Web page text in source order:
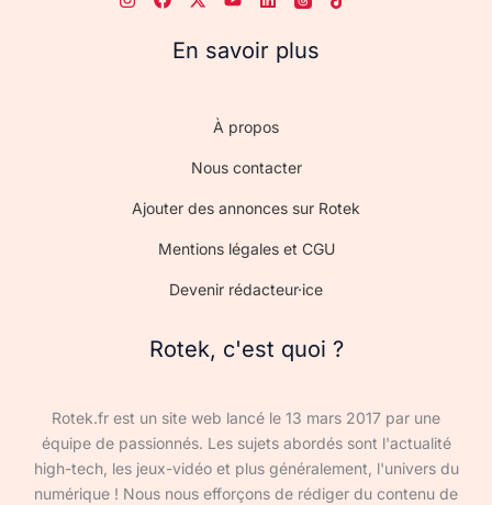
En savoir plus
À propos
Nous contacter
Ajouter des annonces sur Rotek
Mentions légales et CGU
Devenir rédacteur·ice
Rotek, c'est quoi ?
Rotek.fr est un site web lancé le 13 mars 2017 par une
équipe de passionnés. Les sujets abordés sont l'actualité
high-tech, les jeux-vidéo et plus généralement, l'univers du
numérique ! Nous nous efforçons de rédiger du contenu de